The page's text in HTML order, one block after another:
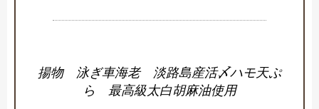
揚物 泳ぎ車海老 淡路島産活〆ハモ天ぷ
ら 最高級太白胡麻油使用